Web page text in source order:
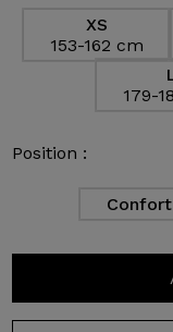
XS
153-162 cm
179-
Position :
Confort